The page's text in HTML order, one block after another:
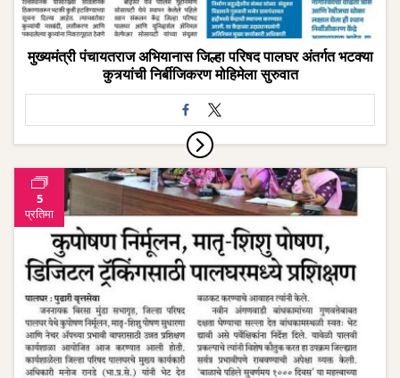
मुख्यमंत्री पंचायतराज अभियानास जिल्हा परिषद पालघर अंतर्गत भटक्या
कुत्र्यांची निर्बीजिकरण मोहिमेला सुरुवात
5
प्रतिमा